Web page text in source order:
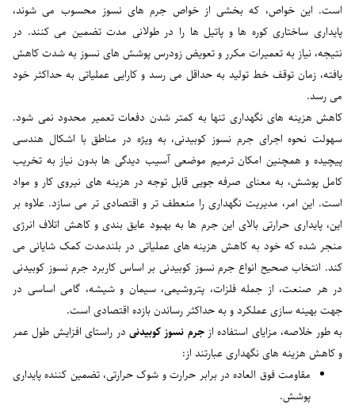
است. این خواص، که بخشی از خواص جرم های نسوز محسوب می شوند،
پایداری ساختاری کوره ها و پاتیل ها را در طولانی مدت تضمین می کنند. در
نتیجه، نیاز به تعمیرات مکرر و تعویض زودرس پوشش های نسوز به شدت کاهش
یافته، زمان توقف خط تولید به حداقل می رسد و کارایی عملیاتی به حداکثر خود
می رسد.
کاهش هزینه های نگهداری تنها به کمتر شدن دفعات تعمیر محدود نمی شود.
سهولت نحوه اجرای جرم نسوز کوبیدنی، به ویژه در مناطق با اشکال هندسی
پیچیده و همچنین امکان ترمیم موضعی آسیب دیدگی ها بدون نیاز به تخریب
کامل پوشش، به معنای صرفه جویی قابل توجه در هزینه های نیروی کار و مواد
است. این امر، مدیریت نگهداری را منعطف تر و اقتصادی تر می سازد. علاوه بر
این، پایداری حرارتی بالای این جرم ها به بهبود عایق بندی و کاهش اتلاف انرژی
منجر شده که خود به کاهش هزینه های عملیاتی در بلندمدت کمک شایانی می
کند. انتخاب صحیح انواع جرم نسوز کوبیدنی بر اساس کاربرد جرم نسوز کوبیدنی
در هر صنعت، از جمله فلزات، پتروشیمی، سیمان و شیشه، گامی اساسی در
جهت بهینه سازی عملکرد و به حداکثر رساندن بازده اقتصادی است.
به طور خلاصه، مزایای استفاده ازجرم نسوز کوبیدنی در راستای افزایش طول عمر
و کاهش هزینه های نگهداری عبارتند از:
مقاومت فوق العاده در برابر حرارت و شوک حرارتی، تضمین کننده پایداری
پوشش.